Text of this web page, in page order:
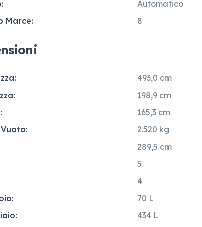
Automatico
Marce:
8
493,0 cm
198,9 cm
165,3 cm
2.520 kg
289,5 cm
5
4
70 L
434 L